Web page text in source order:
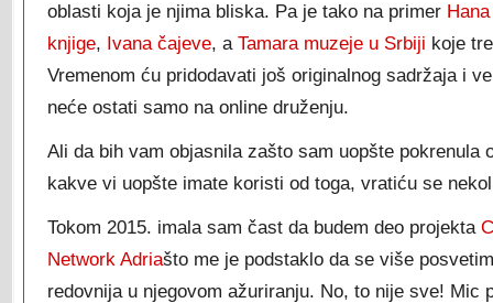
oblasti koja je njima bliska. Pa je tako na primer
knjige, Ivana čajeve, a Tamara muzeje u Srbiji koje
Vremenom ću pridodavati još originalnog sadržaja i
neće ostati samo na online druženju.
Ali da bih vam objasnila zašto sam uopšte pokrenula
kakve vi uopšte imate koristi od toga, vratiću se
Tokom 2015. imala sam čast da budem deo projekta
Network Adriašto me je podstaklo da se više
redovnija u njegovom ažuriranju. No, to nije sve! Mic